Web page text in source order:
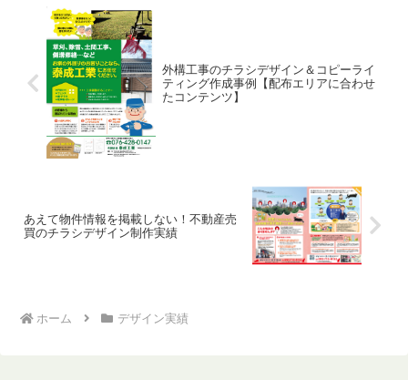
外構工事のチラシデザイン＆コピーライ
ティング作成事例【配布エリアに合わせ
たコンテンツ】
あえて物件情報を掲載しない！不動産売
買のチラシデザイン制作実績
ホーム デザイン実績